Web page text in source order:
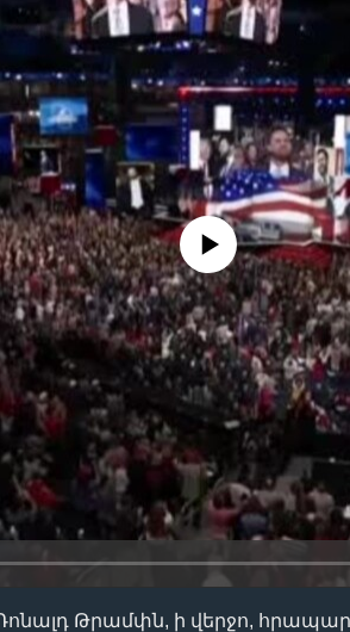
No media source currently
Թրամփն, ի վերջո,